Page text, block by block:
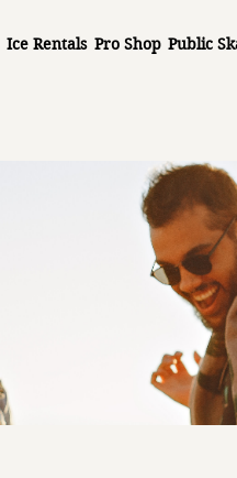
Ice Rentals Pro Shop Public